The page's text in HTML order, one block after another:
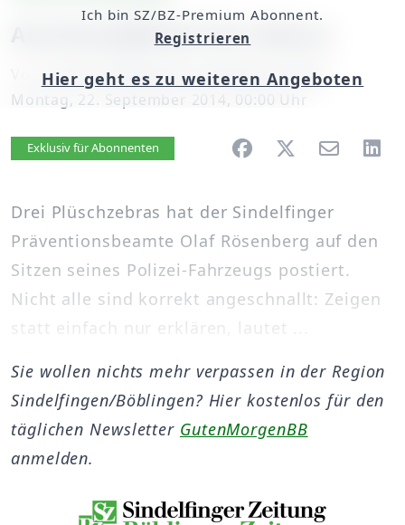
Anschnallpflicht für Zebras
Vonunserem Mitarbeiter Matthias Staber
Montag, 22. September 2014, 00:00 Uhr
Artikel vorlesen
Exklusiv für Abonnenten
Drei Plüschzebras hat der Sindelfinger
Präventionsbeamte Olaf Rösenberg auf den
Sitzen seines Polizei-Fahrzeugs postiert.
Nicht alle sind korrekt angeschnallt: Zeigen
statt einfach nur erklären, lautet ...
Ich bin SZ/BZ-Premium Abonnent.
Registrieren
Hier geht es zu weiteren Angeboten
Sie wollen nichts mehr verpassen in der Region
Sindelfingen/Böblingen? Hier kostenlos für den
täglichen Newsletter GutenMorgenBB
anmelden.